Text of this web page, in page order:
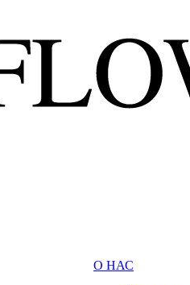
О НАС